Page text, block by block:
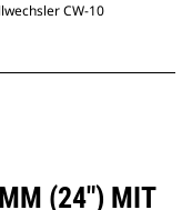
CW-10
(24″) MIT